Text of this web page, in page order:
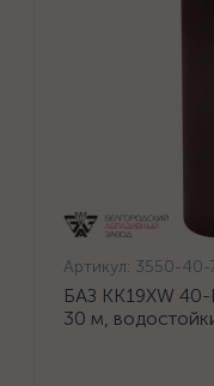
Артикул: 3550-40-
БАЗ KK19XW
30 м,